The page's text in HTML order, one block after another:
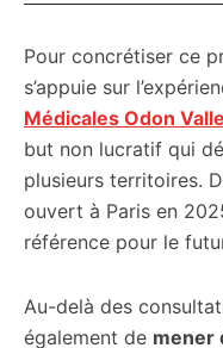
Pour concrétiser ce
s’appuie sur
Médicales Odon
but non lucratif qui
plusieurs territoires.
ouvert à Paris en
référence pour le
Au-delà des
également de mener